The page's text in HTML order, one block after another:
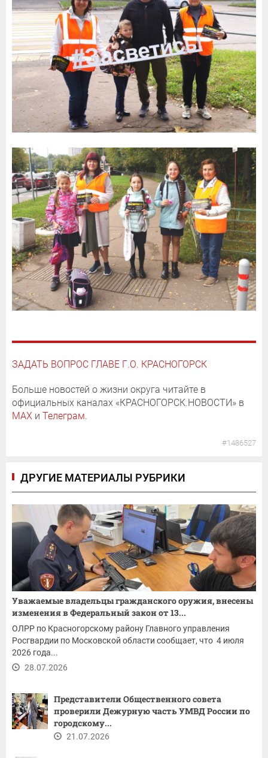
ЗАДАТЬ ВОПРОС ГЛАВЕ Г.О. КРАСНОГОРСК
Больше новостей о жизни округа читайте в
официальных каналах «КРАСНОГОРСК.НОВОСТИ» в
MAX и Телеграм.
#1486527
ДРУГИЕ МАТЕРИАЛЫ РУБРИКИ
Уважаемые владельцы гражданского оружия, внесены
изменения в Федеральный закон от 13...
ОЛРР по Красногорскому району Главного управления
Росгвардии по Московской области сообщает, что 4 июля
2026 года...
28.07.2026
Представители Общественного совета
проверили Дежурную часть УМВД России по
городскому...
21.07.2026